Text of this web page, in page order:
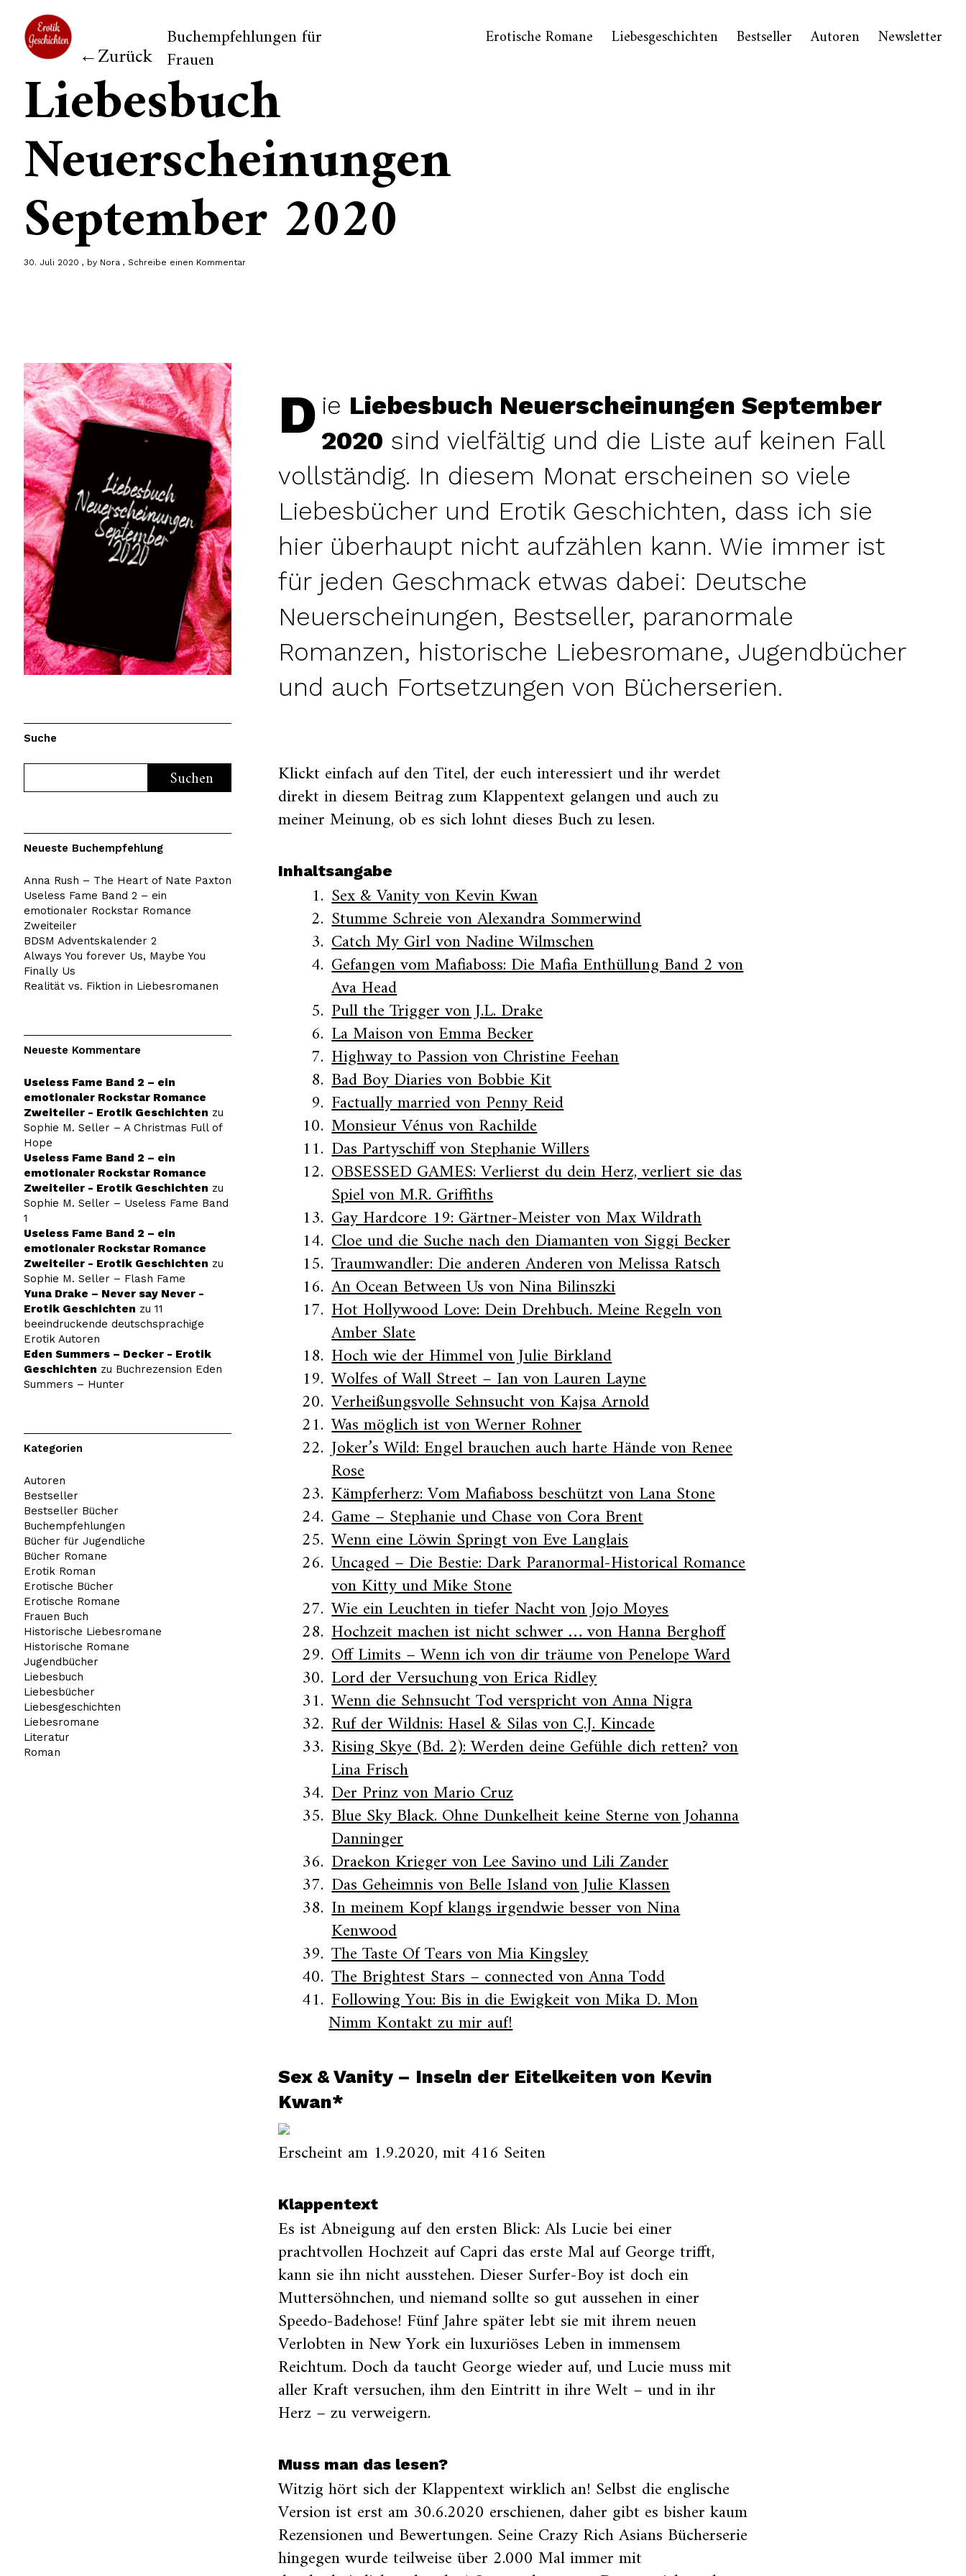
Zurück
Buchempfehlungen für
Frauen
Erotische Romane Liebesgeschichten Bestseller Autoren Newsletter
Liebesbuch
Neuerscheinungen
September 2020
30. Juli 2020 by Nora Schreibe einen Kommentar
D ie Liebesbuch Neuerscheinungen September
2020 sind vielfältig und die Liste auf keinen Fall
vollständig. In diesem Monat erscheinen so viele
Liebesbücher und Erotik Geschichten, dass ich sie
hier überhaupt nicht aufzählen kann. Wie immer ist
für jeden Geschmack etwas dabei: Deutsche
Neuerscheinungen, Bestseller, paranormale
Romanzen, historische Liebesromane, Jugendbücher
und auch Fortsetzungen von Bücherserien.
Klickt einfach auf den Titel, der euch interessiert und ihr werdet
direkt in diesem Beitrag zum Klappentext gelangen und auch zu
meiner Meinung, ob es sich lohnt dieses Buch zu lesen.
Inhaltsangabe
Sex & Vanity von Kevin Kwan
Stumme Schreie von Alexandra Sommerwind
Catch My Girl von Nadine Wilmschen
Gefangen vom Mafiaboss: Die Mafia Enthüllung Band 2 von
Ava Head
Pull the Trigger von J.L. Drake
La Maison von Emma Becker
Highway to Passion von Christine Feehan
Bad Boy Diaries von Bobbie Kit
Factually married von Penny Reid
Monsieur Vénus von Rachilde
Das Partyschiff von Stephanie Willers
OBSESSED GAMES: Verlierst du dein Herz, verliert sie das
Spiel von M.R. Griffiths
Gay Hardcore 19: Gärtner-Meister von Max Wildrath
Cloe und die Suche nach den Diamanten von Siggi Becker
Traumwandler: Die anderen Anderen von Melissa Ratsch
An Ocean Between Us von Nina Bilinszki
Hot Hollywood Love: Dein Drehbuch. Meine Regeln von
Amber Slate
Hoch wie der Himmel von Julie Birkland
Wolfes of Wall Street – Ian von Lauren Layne
Verheißungsvolle Sehnsucht von Kajsa Arnold
Was möglich ist von Werner Rohner
Joker’s Wild: Engel brauchen auch harte Hände von Renee
Rose
Kämpferherz: Vom Mafiaboss beschützt von Lana Stone
Game – Stephanie und Chase von Cora Brent
Wenn eine Löwin Springt von Eve Langlais
Uncaged – Die Bestie: Dark Paranormal-Historical Romance
von Kitty und Mike Stone
Wie ein Leuchten in tiefer Nacht von Jojo Moyes
Hochzeit machen ist nicht schwer … von Hanna Berghoff
Off Limits – Wenn ich von dir träume von Penelope Ward
Lord der Versuchung von Erica Ridley
Wenn die Sehnsucht Tod verspricht von Anna Nigra
Ruf der Wildnis: Hasel & Silas von C.J. Kincade
Rising Skye (Bd. 2): Werden deine Gefühle dich retten? von
Lina Frisch
Der Prinz von Mario Cruz
Blue Sky Black. Ohne Dunkelheit keine Sterne von Johanna
Danninger
Draekon Krieger von Lee Savino und Lili Zander
Das Geheimnis von Belle Island von Julie Klassen
In meinem Kopf klangs irgendwie besser von Nina
Kenwood
The Taste Of Tears von Mia Kingsley
The Brightest Stars – connected von Anna Todd
Following You: Bis in die Ewigkeit von Mika D. Mon
Nimm Kontakt zu mir auf!
Sex & Vanity – Inseln der Eitelkeiten von Kevin
Kwan*
Erscheint am 1.9.2020, mit 416 Seiten
Klappentext
Es ist Abneigung auf den ersten Blick: Als Lucie bei einer
prachtvollen Hochzeit auf Capri das erste Mal auf George trifft,
kann sie ihn nicht ausstehen. Dieser Surfer-Boy ist doch ein
Muttersöhnchen, und niemand sollte so gut aussehen in einer
Speedo-Badehose! Fünf Jahre später lebt sie mit ihrem neuen
Verlobten in New York ein luxuriöses Leben in immensem
Reichtum. Doch da taucht George wieder auf, und Lucie muss mit
aller Kraft versuchen, ihm den Eintritt in ihre Welt – und in ihr
Herz – zu verweigern.
Muss man das lesen?
Witzig hört sich der Klappentext wirklich an! Selbst die englische
Version ist erst am 30.6.2020 erschienen, daher gibt es bisher kaum
Rezensionen und Bewertungen. Seine Crazy Rich Asians Bücherserie
hingegen wurde teilweise über 2.000 Mal immer mit
Suche
Neueste Buchempfehlung
Anna Rush – The Heart of Nate Paxton
Useless Fame Band 2 – ein
emotionaler Rockstar Romance
Zweiteiler
BDSM Adventskalender 2
Always You forever Us, Maybe You
Finally Us
Realität vs. Fiktion in Liebesromanen
Neueste Kommentare
Useless Fame Band 2 – ein
emotionaler Rockstar Romance
Zweiteiler - Erotik Geschichten zu
Sophie M. Seller – A Christmas Full of
Hope
Useless Fame Band 2 – ein
emotionaler Rockstar Romance
Zweiteiler - Erotik Geschichten zu
Sophie M. Seller – Useless Fame Band
1
Useless Fame Band 2 – ein
emotionaler Rockstar Romance
Zweiteiler - Erotik Geschichten zu
Sophie M. Seller – Flash Fame
Yuna Drake – Never say Never -
Erotik Geschichten zu 11
beeindruckende deutschsprachige
Erotik Autoren
Eden Summers – Decker - Erotik
Geschichten zu Buchrezension Eden
Summers – Hunter
Kategorien
Autoren
Bestseller
Bestseller Bücher
Buchempfehlungen
Bücher für Jugendliche
Bücher Romane
Erotik Roman
Erotische Bücher
Erotische Romane
Frauen Buch
Historische Liebesromane
Historische Romane
Jugendbücher
Liebesbuch
Liebesbücher
Liebesgeschichten
Liebesromane
Literatur
Roman